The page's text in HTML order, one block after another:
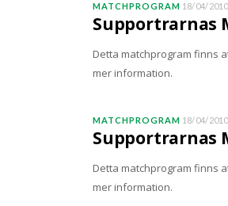
MATCHPROGRAM 18/04/2010
Supportrarnas
Detta matchprogram finns
mer information.
MATCHPROGRAM 18/04/2010
Supportrarnas
Detta matchprogram finns
mer information.